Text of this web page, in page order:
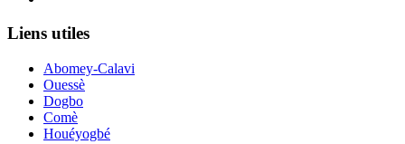
Liens utiles
Abomey-Calavi
Ouessè
Dogbo
Comè
Houéyogbé